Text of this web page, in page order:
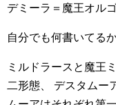
デミーラ＝魔王オル
自分でも何書いてる
ミルドラースと魔王
二形態、
デスタムー